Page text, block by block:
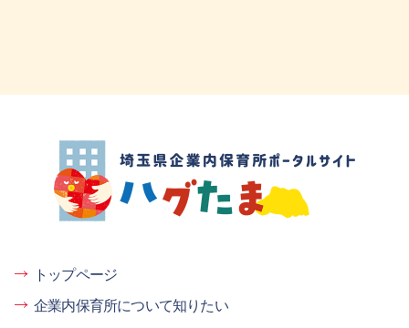
埼玉県企業内保育所ポータルサイト ハグ
たま
トップページ
企業内保育所について知りたい